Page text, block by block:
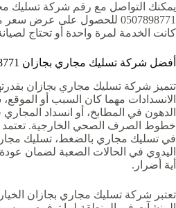
يمكنك التواصل مع رقم شركة تسليك
0507898771 للحصول على
كانت الخدمة لمرة واحدة أو تحتاج
أفضل شركة تسليك مجاري بجازان 0507898771
تتميز شركة تسليك مجاري بجازان
الانسدادات مهما كان السبب أو
الدهون في المطابخ، أو انسداد
خطوط الصرف الصحي الخارجية. تعتمد
في تسليك مجاري بالضغط، تسليك
اليدوي في الحالات الصعبة لضمان
أية أضرار.
تعتبر شركة تسليك مجاري بجازان